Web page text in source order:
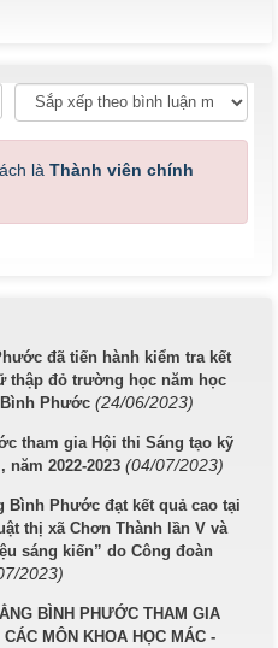
là Thành viên chính
đã tiến hành kiểm tra kết
thập đỏ trường học năm học
Phước (24/06/2023)
tham gia Hội thi Sáng tạo kỹ
2022-2023 (04/07/2023)
Bình Phước đạt kết quả cao tại
thị xã Chơn Thành lần V và
sáng kiến” do Công đoàn
2023)
BÌNH PHƯỚC THAM GIA
MÔN KHOA HỌC MÁC -